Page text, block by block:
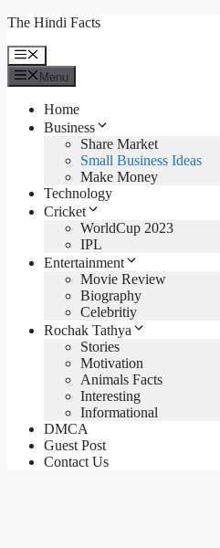
Skip
content
The Hindi Facts
Menu
Menu
Home
Business
Share Market
Small Business Ideas
Make Money
Technology
Cricket
WorldCup 2023
IPL
Entertainment
Movie Review
Biography
Celebritiy
Rochak Tathya
Stories
Motivation
Animals Facts
Interesting
Informational
DMCA
Guest Post
Contact Us